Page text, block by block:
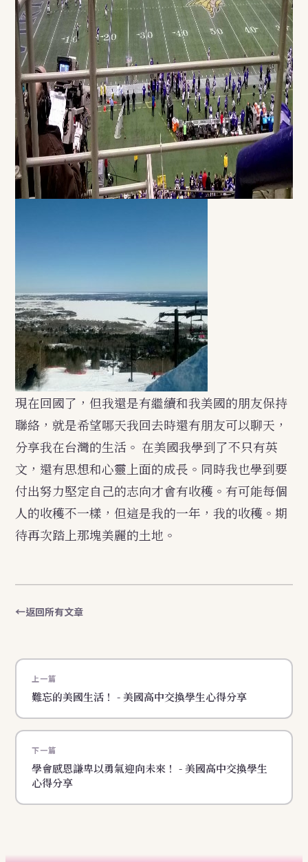
現在回國了，但我還是有繼續和我美國的朋友保持
聯絡，就是希望哪天我回去時還有朋友可以聊天，
分享我在台灣的生活。 在美國我學到了不只有英
文，還有思想和心靈上面的成長。同時我也學到要
付出努力堅定自己的志向才會有收穫。有可能每個
人的收穫不一樣，但這是我的一年，我的收穫。期
待再次踏上那塊美麗的土地。
返回所有文章
上一篇
難忘的美國生活！ - 美國高中交換學生心得分享
下一篇
學會感恩謙卑以勇氣迎向未來！ - 美國高中交換學生
心得分享